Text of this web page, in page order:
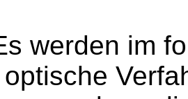
werden im